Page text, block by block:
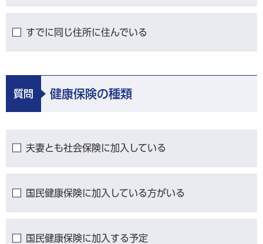
すでに同じ住所に住んでいる
質問 健康保険の種類
夫妻とも社会保険に加入している
国民健康保険に加入している方がいる
国民健康保険に加入する予定